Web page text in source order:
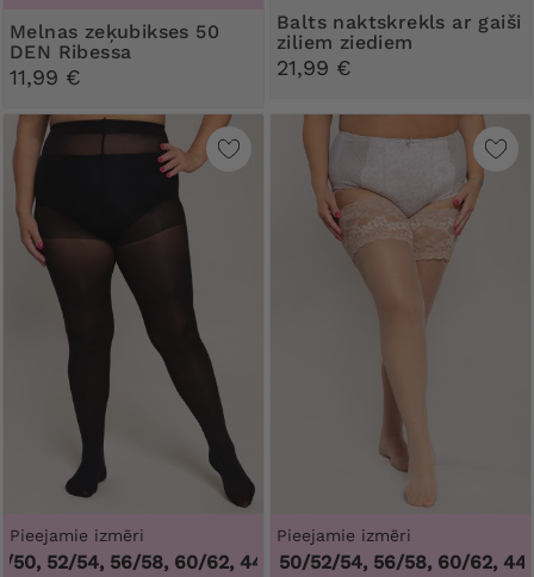
Melnas zeķubikses 50
DEN Ribessa
11,99 €
Balts naktskrekls ar gaiši
ziliem ziediem
21,99 €
Pieejamie izmēri
52/54, 56/58, 60/62,44/46, 48/50, 52/54, 56/58, 60/62
Pieejamie izmēri
44/46/48, 50/52/54, 56/58, 60/62,44/